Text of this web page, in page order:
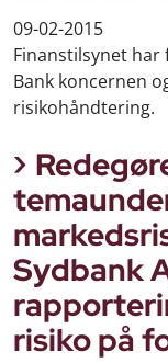
09-02-2015
Finanstilsynet
Bank koncernen
risikohåndtering.
Sydbank
risiko på